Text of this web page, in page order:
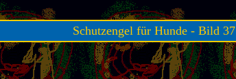
Schutzengel für Hunde - Bild 37